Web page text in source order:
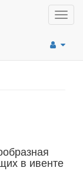
в ивенте